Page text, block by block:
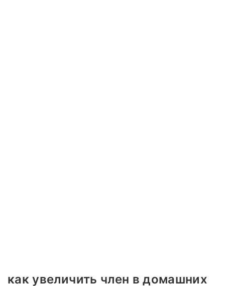
как увеличить член в домашних